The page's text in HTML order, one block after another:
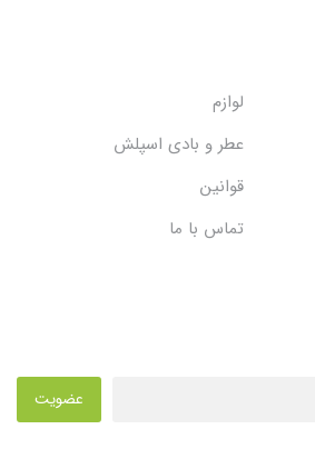
لوازم
عطر و بادی اسپلش
قوانین
تماس با ما
عضویت